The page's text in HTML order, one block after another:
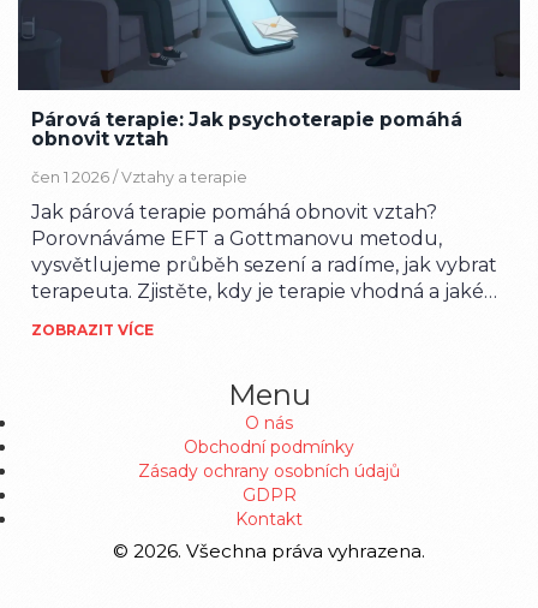
Párová terapie: Jak psychoterapie pomáhá
obnovit vztah
čen 1 2026 /Vztahy a terapie
Jak párová terapie pomáhá obnovit vztah?
Porovnáváme EFT a Gottmanovu metodu,
vysvětlujeme průběh sezení a radíme, jak vybrat
terapeuta. Zjistěte, kdy je terapie vhodná a jaké
výsledky lze očekávat.
ZOBRAZIT VÍCE
Menu
O nás
Obchodní podmínky
Zásady ochrany osobních údajů
GDPR
Kontakt
© 2026. Všechna práva vyhrazena.